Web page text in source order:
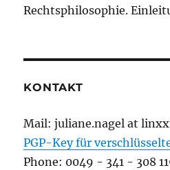
Rechtsphilosophie.
KONTAKT
Mail: juliane.nagel at
PGP-Key für
Phone: 0049 - 341 - 308